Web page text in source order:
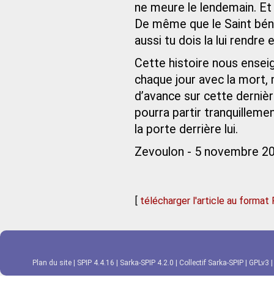
ne meure le lendemain.
De même que le Saint
aussi tu dois la lui rendre
Cette histoire nous
chaque jour avec la
d’avance sur cette
pourra partir
la porte derrière lui.
Zevoulon - 5 novembre
[ télécharger l'article au format
Plan du site SPIP 4.4.16 Sarka-SPIP 4.2.0 Collectif Sarka-SPIP GPLv3